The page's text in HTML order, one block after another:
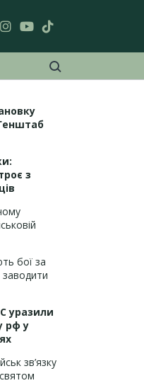
з
бої за
уразили
рф у
зв’язку